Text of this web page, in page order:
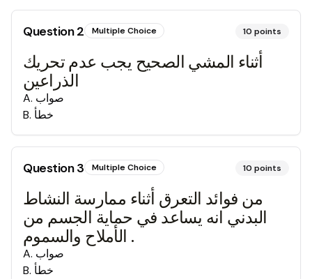
Question2 Multiple Choice 10 points
أثناء المشي الصحيح يجب عدم تحريك
الذراعين
A. صواب
B. خطأ
Question3 Multiple Choice 10 points
من فوائد التعرق أثناء ممارسة النشاط
البدني انه يساعد في حماية الجسم من
الأملاح والسموم .
A. صواب
B. خطأ